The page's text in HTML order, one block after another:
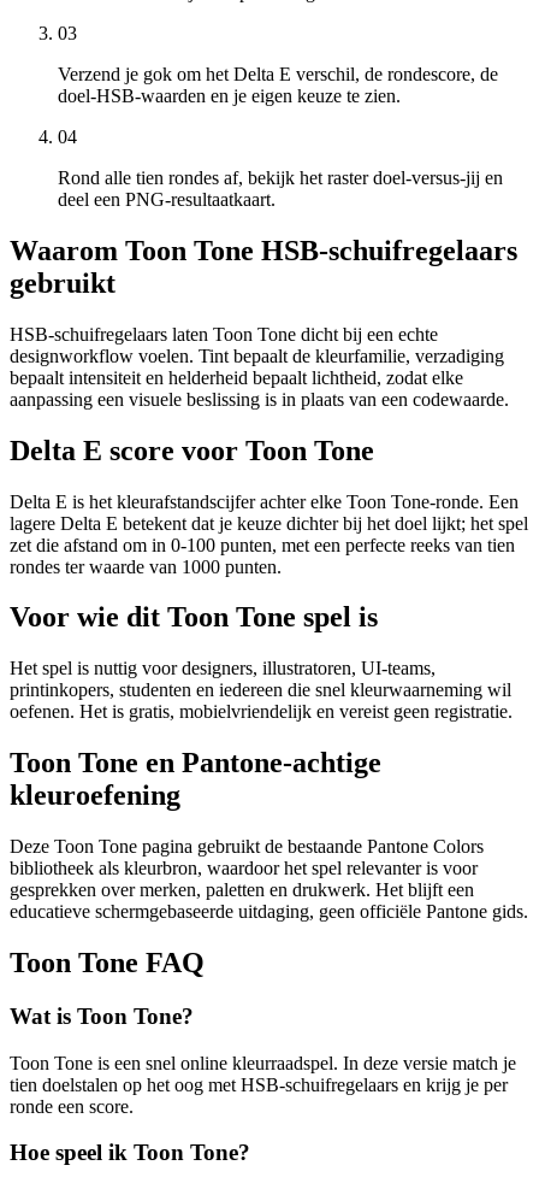
03
Verzend je gok om het Delta E verschil, de rondescore, de
doel-HSB-waarden en je eigen keuze te zien.
04
Rond alle tien rondes af, bekijk het raster doel-versus-jij en
deel een PNG-resultaatkaart.
Waarom Toon Tone HSB-schuifregelaars
gebruikt
HSB-schuifregelaars laten Toon Tone dicht bij een echte
designworkflow voelen. Tint bepaalt de kleurfamilie, verzadiging
bepaalt intensiteit en helderheid bepaalt lichtheid, zodat elke
aanpassing een visuele beslissing is in plaats van een codewaarde.
Delta E score voor Toon Tone
Delta E is het kleurafstandscijfer achter elke Toon Tone-ronde. Een
lagere Delta E betekent dat je keuze dichter bij het doel lijkt; het spel
zet die afstand om in 0-100 punten, met een perfecte reeks van tien
rondes ter waarde van 1000 punten.
Voor wie dit Toon Tone spel is
Het spel is nuttig voor designers, illustratoren, UI-teams,
printinkopers, studenten en iedereen die snel kleurwaarneming wil
oefenen. Het is gratis, mobielvriendelijk en vereist geen registratie.
Toon Tone en Pantone-achtige
kleuroefening
Deze Toon Tone pagina gebruikt de bestaande Pantone Colors
bibliotheek als kleurbron, waardoor het spel relevanter is voor
gesprekken over merken, paletten en drukwerk. Het blijft een
educatieve schermgebaseerde uitdaging, geen officiële Pantone gids.
Toon Tone FAQ
Wat is Toon Tone?
Toon Tone is een snel online kleurraadspel. In deze versie match je
tien doelstalen op het oog met HSB-schuifregelaars en krijg je per
ronde een score.
Hoe speel ik Toon Tone?